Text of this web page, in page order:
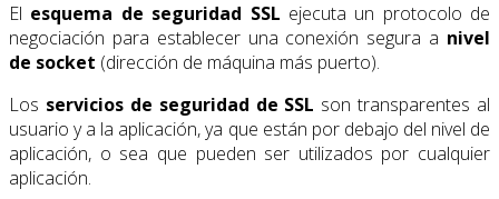
El esquema de seguridad SSL ejecuta un protocolo de
negociación para establecer una conexión segura a nivel
de socket (dirección de máquina más puerto).
Los servicios de seguridad de SSL son transparentes al
usuario y a la aplicación, ya que están por debajo del nivel de
aplicación, o sea que pueden ser utilizados por cualquier
aplicación.